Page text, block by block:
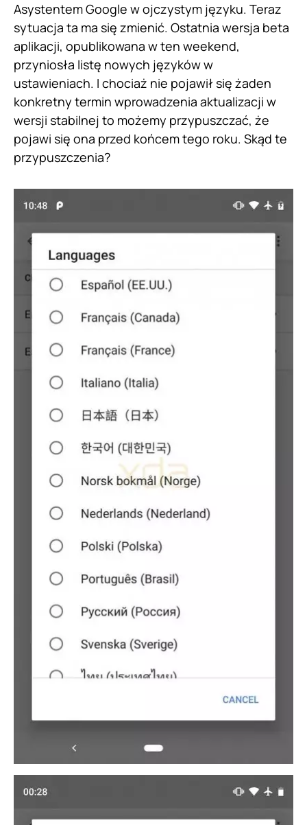
Asystentem Google w ojczystym języku. Teraz
sytuacja ta ma się zmienić. Ostatnia wersja beta
aplikacji, opublikowana w ten weekend,
przyniosła listę nowych języków w
ustawieniach. I chociaż nie pojawił się żaden
konkretny termin wprowadzenia aktualizacji w
wersji stabilnej to możemy przypuszczać, że
pojawi się ona przed końcem tego roku. Skąd te
przypuszczenia?